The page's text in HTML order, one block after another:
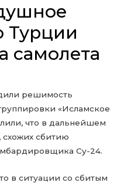
Турции
самолета
решимость
«Исламское
что в дальнейшем
схожих сбитию
Су-24.
в ситуации со сбитым